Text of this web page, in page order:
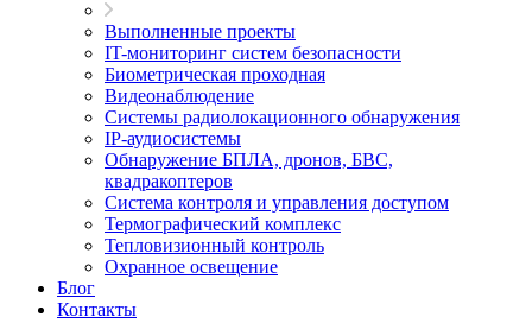
Выполненные проекты
IT-мониторинг систем безопасности
Биометрическая проходная
Видеонаблюдение
Системы радиолокационного обнаружения
IP-аудиосистемы
Обнаружение БПЛА, дронов, БВС,
квадракоптеров
Система контроля и управления доступом
Термографический комплекс
Тепловизионный контроль
Охранное освещение
Блог
Контакты